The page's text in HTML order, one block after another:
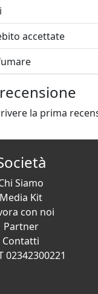
accettate
la prima
Siamo
Media Kit
con noi
Partner
Contatti
02342300221